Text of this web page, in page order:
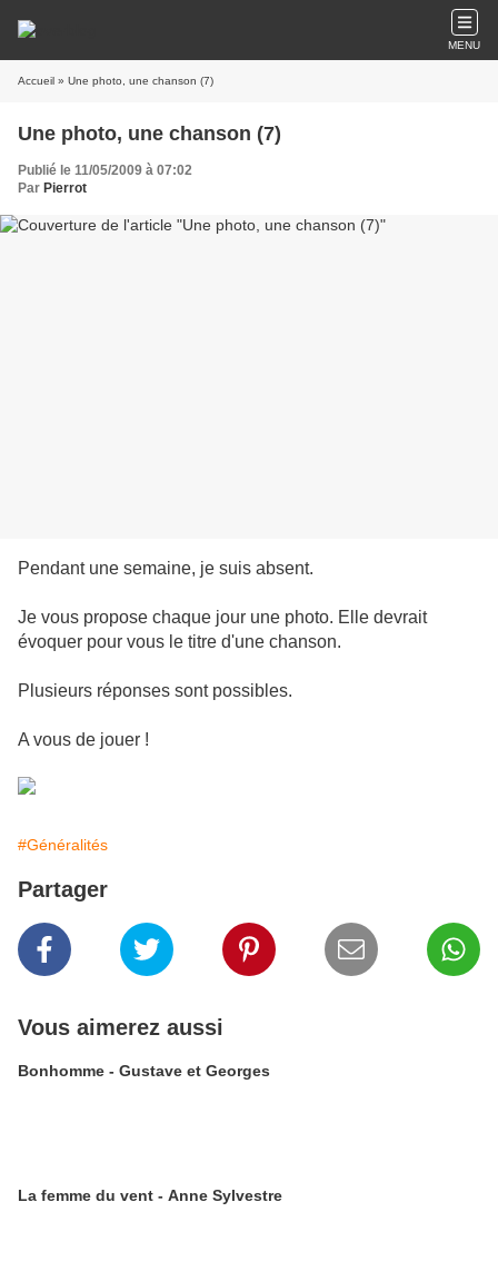
MENU
Accueil » Une photo, une chanson (7)
Une photo, une chanson (7)
Publié le 11/05/2009 à 07:02
Par Pierrot
Pendant une semaine, je suis absent.
Je vous propose chaque jour une photo. Elle devrait
évoquer pour vous le titre d'une chanson.
Plusieurs réponses sont possibles.
A vous de jouer !
#Généralités
Partager
Vous aimerez aussi
Bonhomme - Gustave et Georges
La femme du vent - Anne Sylvestre